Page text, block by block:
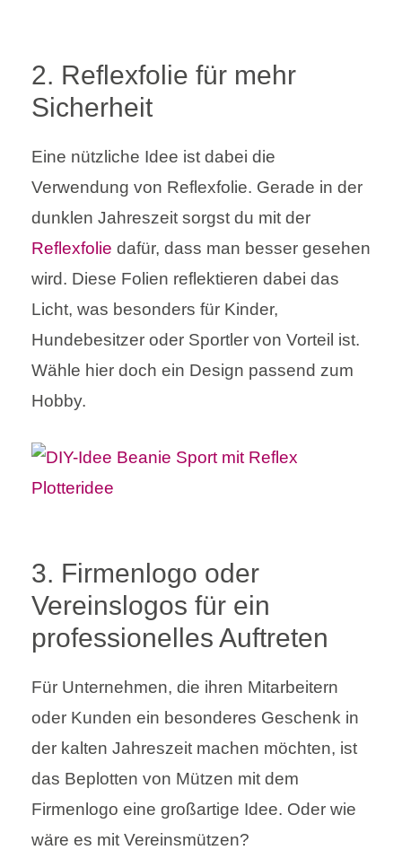
2. Reflexfolie für mehr
Sicherheit
Eine nützliche Idee ist dabei die
Verwendung von Reflexfolie. Gerade in der
dunklen Jahreszeit sorgst du mit der
Reflexfolie dafür, dass man besser gesehen
wird. Diese Folien reflektieren dabei das
Licht, was besonders für Kinder,
Hundebesitzer oder Sportler von Vorteil ist.
Wähle hier doch ein Design passend zum
Hobby.
3. Firmenlogo oder
Vereinslogos für ein
professionelles Auftreten
Für Unternehmen, die ihren Mitarbeitern
oder Kunden ein besonderes Geschenk in
der kalten Jahreszeit machen möchten, ist
das Beplotten von Mützen mit dem
Firmenlogo eine großartige Idee. Oder wie
wäre es mit Vereinsmützen?